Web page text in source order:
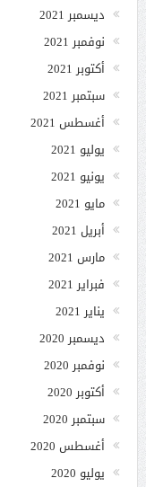
ديسمبر 2021
نوفمبر 2021
أكتوبر 2021
سبتمبر 2021
أغسطس 2021
يوليو 2021
يونيو 2021
مايو 2021
أبريل 2021
مارس 2021
فبراير 2021
يناير 2021
ديسمبر 2020
نوفمبر 2020
أكتوبر 2020
سبتمبر 2020
أغسطس 2020
يوليو 2020